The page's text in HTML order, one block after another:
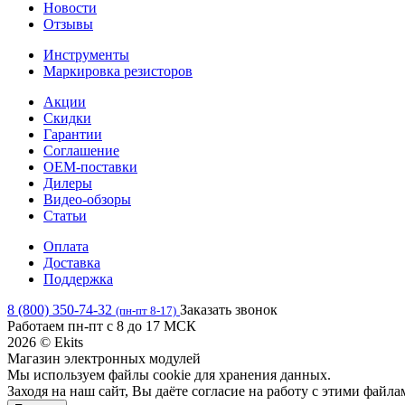
Новости
Отзывы
Инструменты
Маркировка резисторов
Акции
Скидки
Гарантии
Соглашение
OEM-поставки
Дилеры
Видео-обзоры
Статьи
Оплата
Доставка
Поддержка
8 (800) 350-74-32 (пн-пт 8-17) Заказать звонок
Работаем пн-пт с 8 до 17 МСК
2026 © Ekits
Магазин электронных модулей
Мы используем файлы cookie для хранения данных.
Заходя на наш сайт, Вы даёте согласие на работу с этими